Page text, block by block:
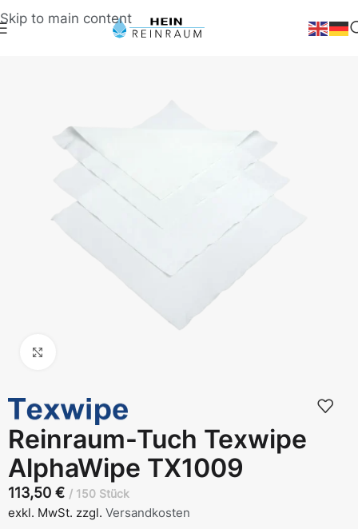
Skip to main content
Reinraum-Tuch Texwipe
AlphaWipe TX1009
113,50 € 150 Stück
exkl. MwSt. zzgl. Versandkosten